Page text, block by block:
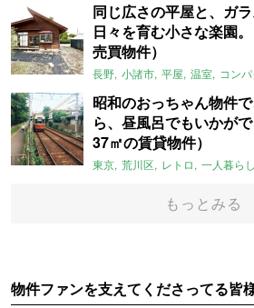
同じ広さの平屋と、ガ
日々を育む小さな楽園
売買物件）
長野 小諸市 平屋 温室 コンパ
昭和のおっちゃん物件
ら、昼風呂でもいかが
37㎡の賃貸物件）
東京 荒川区 レトロ 一人暮らし
もっとみる
物件ファンを支えてくださってる皆